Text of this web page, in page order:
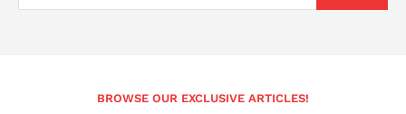
BROWSE OUR EXCLUSIVE ARTICLES!